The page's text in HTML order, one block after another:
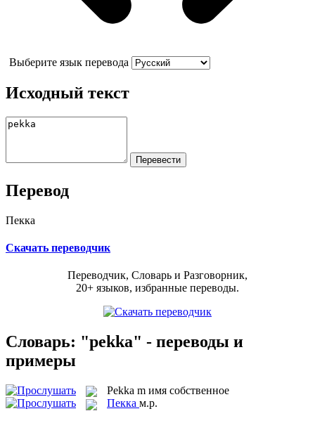
Выберите язык перевода
Исходный текст
Перевод
Пекка
Скачать переводчик
Переводчик, Словарь и Разговорник,
20+ языков, избранные переводы.
Словарь: "pekka" - переводы и
примеры
Pekka m имя собственное
Пекка м.р.